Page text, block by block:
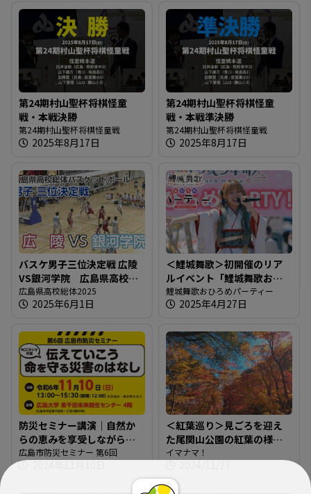
第24期村山聖杯将棋怪童
戦・本戦決勝
第24期村山聖杯将棋怪童戦
2025年8月17日
第24期村山聖杯将棋怪童
戦・本戦準決勝
第24期村山聖杯将棋怪童戦
2025年8月17日
バスケ男子三位決定戦 広陵
VS銀河学院 広島県高校総
体2025
広島県高校総体2025
2025年6月1日
＜鯉城舞歌＞初開催のリア
ルイベント「鯉城舞歌おひ
ろめパーティー」＠楽曲や
レモンチダンスの披露も！
鯉城舞歌おひろめパーティー
2025年4月27日
防災セミナー講演｜自然か
らの恵みを享受しながら非
常時にも備えられるように
広島市防災セミナー 第6回
2024年11月10日
＜紅葉巡り＞見ごろを迎え
た尾関山公園の紅葉の様子
＠広島県三次市
イマナマ！
2024/11/27